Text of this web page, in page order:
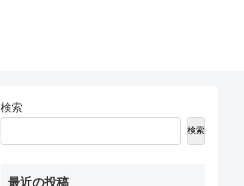
検索
検索
最近の投稿